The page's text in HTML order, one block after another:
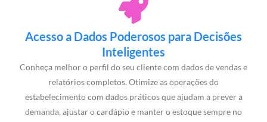
Acesso a Dados Poderosos para Decisões
Inteligentes
Conheça melhor o perfil do seu cliente com dados de vendas e
relatórios completos. Otimize as operações do
estabelecimento com dados práticos que ajudam a prever a
demanda, ajustar o cardápio e manter o estoque sempre no